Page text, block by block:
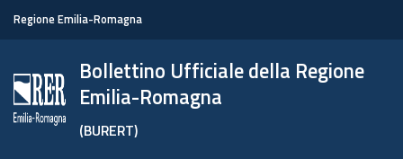
Regione Emilia-Romagna
Bollettino Ufficiale della Regione
Emilia-Romagna
(BURERT)